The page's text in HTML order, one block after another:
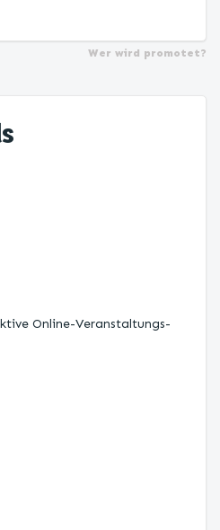
Wer wird promotet?
Online-Veranstaltungs-